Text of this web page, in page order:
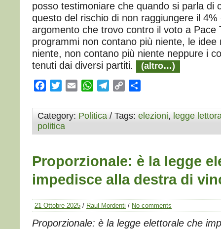
posso testimoniare che quando si parla di
questo del rischio di non raggiungere il 4%
argomento che trovo contro il voto a Pace
programmi non contano più niente, le idee
niente, non contano più niente neppure i
tenuti dai diversi partiti.
(altro…)
Facebook
TwitterEmail WhatsAppTelegram
Copy
Category: Politica / Tags: elezioni, legge
politica
Proporzionale: è la legge
impedisce alla destra di
21 Ottobre 2025 / Raul Mordenti / No comments
Proporzionale: è la legge elettorale che